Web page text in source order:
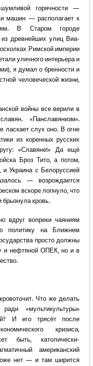
горячности —
машин — располагает к
В Старом городе
из древнейших улиц Виа-
Римской империи
уличного интерьера и
я думал о бренности и
человеческой жизни,
войны все верили в
«Панславянизм».
ласкает слух оно. В огне
из коренных русских
«Славяне!» Да ещё
Броз Тито, а потом,
и Украина с Белоруссией
— возрождается
вскоре лопнуло, что
брызнула кровь.
вдруг вопреки чаяниям
политику на Ближнем
просто должны
и нефтяной ОПЕК, но и в
Что же делать
«мультикультуры»
И его трясёт после
кризиса,
быть, католически-
американский
нет — и там ширится